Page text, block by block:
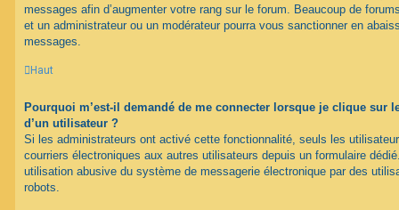
messages afin d’augmenter votre rang sur le forum. Beaucoup de
et un administrateur ou un modérateur pourra vous sanctionner en
messages.
Haut
Pourquoi m’est-il demandé de me connecter lorsque je clique sur
d’un utilisateur ?
Si les administrateurs ont activé cette fonctionnalité, seuls les
courriers électroniques aux autres utilisateurs depuis un formulaire
utilisation abusive du système de messagerie électronique par des
robots.